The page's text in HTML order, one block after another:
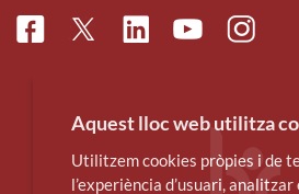
FacebookTwitterLinkedinYoutube
Aquest lloc web utilitza
Utilitzem cookies pròpies i de
l’experiència d’usuari,